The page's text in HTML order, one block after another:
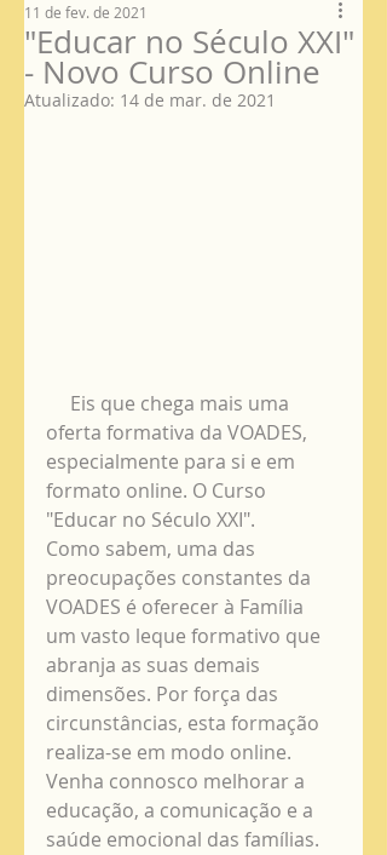
"Educar no Século XXI"
- Novo Curso Online
11 de fev. de 2021
Atualizado: 14 de mar. de 2021
oferta formativa da VOADES,
especialmente para si e em
formato online. O Curso
"Educar no Século XXI".
Como sabem, uma das
preocupações constantes da
VOADES é oferecer à Família
um vasto leque formativo que
abranja as suas demais
dimensões. Por força das
circunstâncias, esta formação
realiza-se em modo online.
Venha connosco melhorar a
educação, a comunicação e a
saúde emocional das famílias.